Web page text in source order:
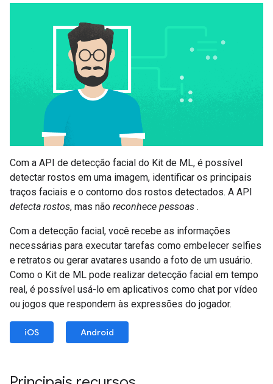
Com a API de detecção facial do Kit de ML, é possível
detectar rostos em uma imagem, identificar os principais
traços faciais e o contorno dos rostos detectados. A API
detecta rostos, mas não reconhece pessoas .
Com a detecção facial, você recebe as informações
necessárias para executar tarefas como embelecer selfies
e retratos ou gerar avatares usando a foto de um usuário.
Como o Kit de ML pode realizar detecção facial em tempo
real, é possível usá-lo em aplicativos como chat por vídeo
ou jogos que respondem às expressões do jogador.
iOS Android